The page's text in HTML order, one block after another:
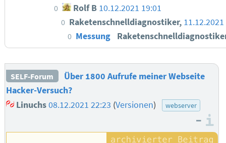
0 Rolf B 10.12.2021 19:01
0 Raketenschnelldiagnostiker,
0 Messung
SELF-Forum
Über 1800 Aufrufe meiner Webseite
Hacker-Versuch?
Linuchs 08.12.2021 22:23 (Versionen) webserver
–